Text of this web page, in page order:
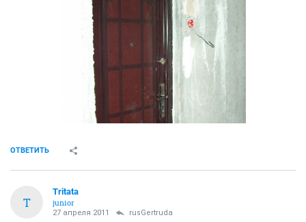
ОТВЕТИТЬ
T
Tritata
junior
27 апреля 2011 rusGertruda